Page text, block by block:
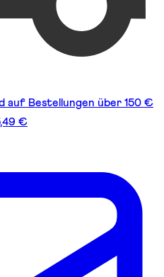
auf Bestellungen über 150 €
€